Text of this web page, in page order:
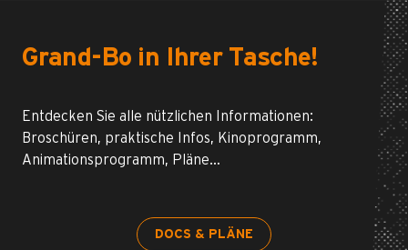
Grand-Bo in Ihrer Tasche!
Entdecken Sie alle nützlichen Informationen:
Broschüren, praktische Infos, Kinoprogramm,
Animationsprogramm, Pläne…
DOCS & PLÄNE